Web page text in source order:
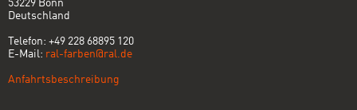
53229 Bonn
Deutschland
Telefon: +49 228 68895 120
E-Mail: ral-farben@ral.de
Anfahrtsbeschreibung